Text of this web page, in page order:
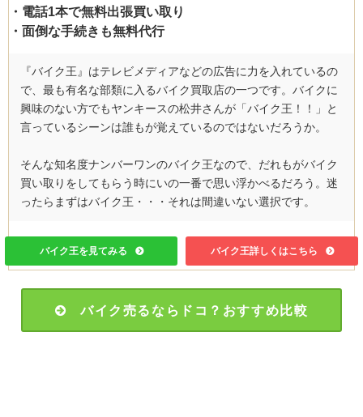
・電話1本で無料出張買い取り
・面倒な手続きも無料代行
『バイク王』はテレビメディアなどの広告に力を入れているの
で、最も有名な部類に入るバイク買取店の一つです。バイクに
興味のない方でもヤンキースの松井さんが「バイク王！！」と
言っているシーンは誰もが覚えているのではないだろうか。
そんな知名度ナンバーワンのバイク王なので、だれもがバイク
買い取りをしてもらう時にいの一番で思い浮かべるだろう。迷
ったらまずはバイク王・・・それは間違いない選択です。
バイク王を見てみる バイク王詳しくはこちら
バイク売るならドコ？おすすめ比較